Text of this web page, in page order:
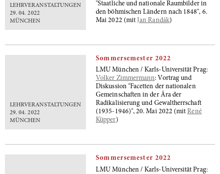
LEHRVERANSTALTUNGEN
29. 04. 2022
MÜNCHEN
"Staatliche und nationale Raumbilder in
den böhmischen Ländern nach 1848", 6.
Mai 2022 (mitJan Randák)
LEHRVERANSTALTUNGEN
29. 04. 2022
MÜNCHEN
Sommersemester 2022
LMU München / Karls-Universität Prag:
Volker Zimmermann: Vortrag und
Diskussion "Facetten der nationalen
Gemeinschaften in der Ära der
Radikalisierung und Gewaltherrschaft
(1935-1946)", 20. Mai 2022 (mitRené
Küpper)
Sommersemester 2022
LMU München / Karls-Universität Prag: